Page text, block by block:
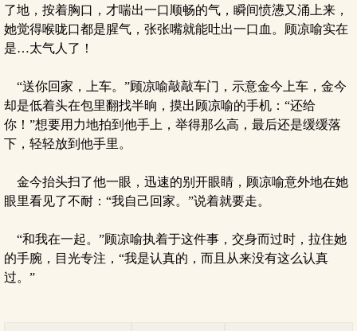
了地，按着胸口，才喘出一口顺畅的气，瞬间愤懑又涌上来，
她觉得喉咙口都是腥气，张张嘴就能吐出一口血。顾凉喻实在
是…太气人了！
“送你回家，上车。”顾凉喻敲敲车门，示意金今上车，金今
却是低着头在包里翻找半晌，摸出顾凉喻的手机：“还给
你！”想要用力地拍到他手上，举得那么高，最后还是缓缓落
下，轻轻放到他手里。
金今抬头扫了他一眼，迅速的别开眼睛，顾凉喻意外地在她
眼里看见了不耐：“我自己回家。”说着就要走。
“和我在一起。”顾凉喻执着于这件事，交身而过时，拉住她
的手腕，目光专注，“我是认真的，而且从来没有这么认真
过。”